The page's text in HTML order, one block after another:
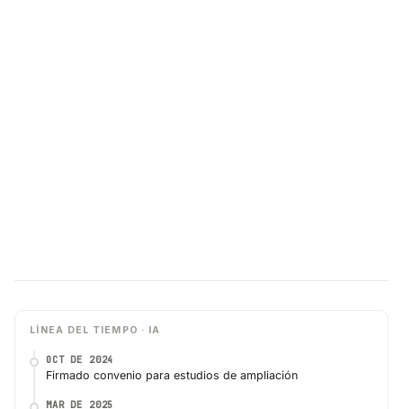
LÍNEA DEL TIEMPO · IA
OCT DE 2024
Firmado convenio para estudios de ampliación
MAR DE 2025